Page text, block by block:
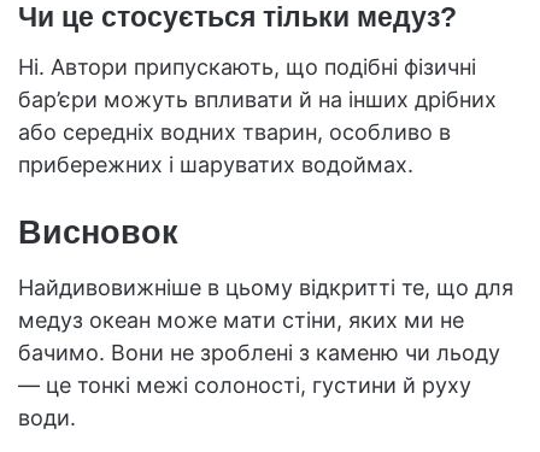
Чи це стосується тільки медуз?
Ні. Автори припускають, що подібні фізичні
бар’єри можуть впливати й на інших дрібних
або середніх водних тварин, особливо в
прибережних і шаруватих водоймах.
Висновок
Найдивовижніше в цьому відкритті те, що для
медуз океан може мати стіни, яких ми не
бачимо. Вони не зроблені з каменю чи льоду
— це тонкі межі солоності, густини й руху
води.